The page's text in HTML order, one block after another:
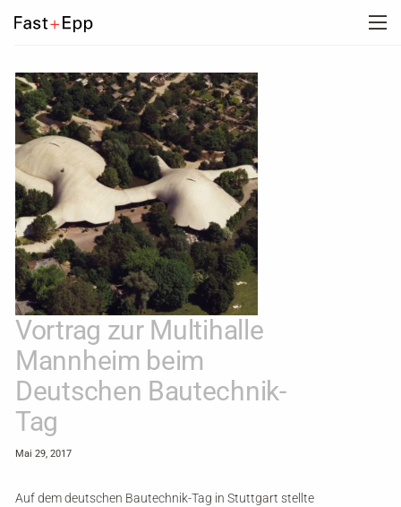
UNTERNEHMEN
PORTFOLIO
NEWS
KARRIERE
KONTAKT
Vortrag zur Multihalle
Mannheim beim
Deutschen Bautechnik-
Tag
Mai 29, 2017
Auf dem deutschen Bautechnik-Tag in Stuttgart stellte